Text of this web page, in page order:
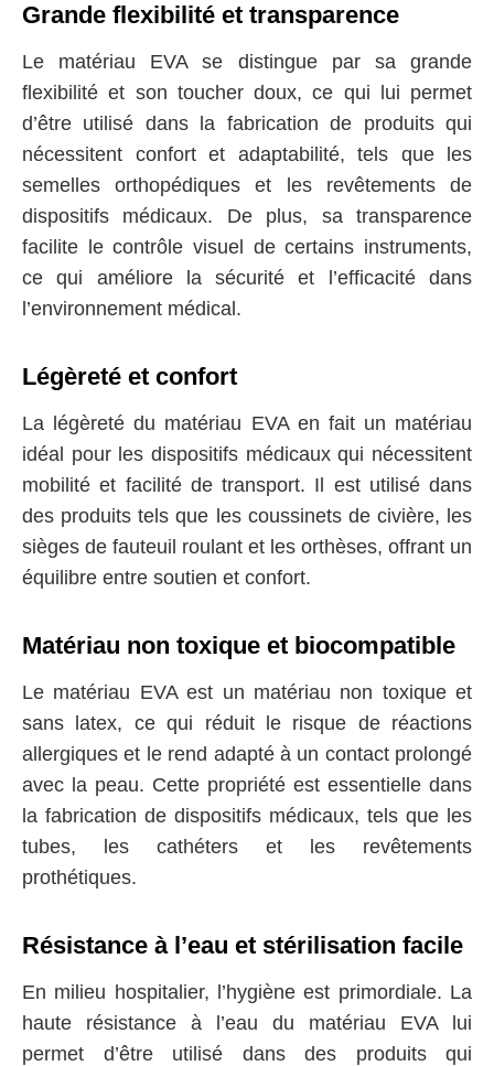
Grande flexibilité et transparence
Le matériau EVA se distingue par sa grande
flexibilité et son toucher doux, ce qui lui permet
d’être utilisé dans la fabrication de produits qui
nécessitent confort et adaptabilité, tels que les
semelles orthopédiques et les revêtements de
dispositifs médicaux. De plus, sa transparence
facilite le contrôle visuel de certains instruments,
ce qui améliore la sécurité et l’efficacité dans
l’environnement médical.
Légèreté et confort
La légèreté du matériau EVA en fait un matériau
idéal pour les dispositifs médicaux qui nécessitent
mobilité et facilité de transport. Il est utilisé dans
des produits tels que les coussinets de civière, les
sièges de fauteuil roulant et les orthèses, offrant un
équilibre entre soutien et confort.
Matériau non toxique et biocompatible
Le matériau EVA est un matériau non toxique et
sans latex, ce qui réduit le risque de réactions
allergiques et le rend adapté à un contact prolongé
avec la peau. Cette propriété est essentielle dans
la fabrication de dispositifs médicaux, tels que les
tubes, les cathéters et les revêtements
prothétiques.
Résistance à l’eau et stérilisation facile
En milieu hospitalier, l’hygiène est primordiale. La
haute résistance à l’eau du matériau EVA lui
permet d’être utilisé dans des produits qui